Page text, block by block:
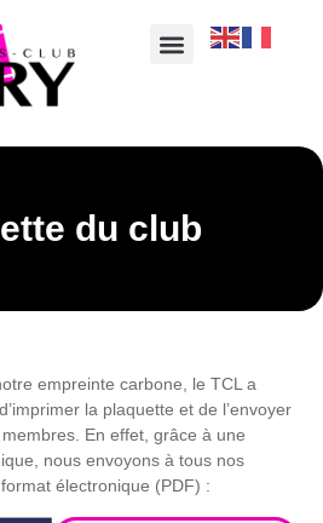
du club
empreinte carbone, le TCL a
la plaquette et de l’envoyer
En effet, grâce à une
nous envoyons à tous nos
électronique (PDF) :